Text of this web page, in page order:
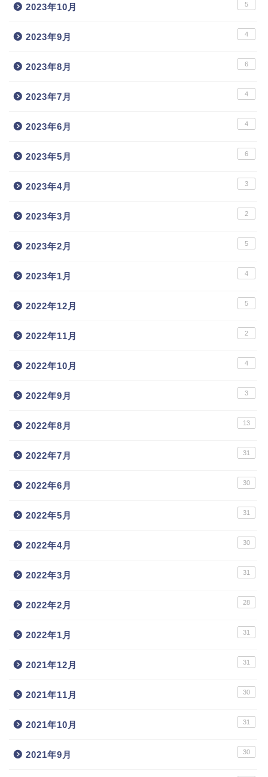
2023年10月 5
2023年9月 4
2023年8月 6
2023年7月 4
2023年6月 4
2023年5月 6
2023年4月 3
2023年3月 2
2023年2月 5
2023年1月 4
2022年12月 5
2022年11月 2
2022年10月 4
2022年9月 3
2022年8月 13
2022年7月 31
2022年6月 30
2022年5月 31
2022年4月 30
2022年3月 31
2022年2月 28
2022年1月 31
2021年12月 31
2021年11月 30
2021年10月 31
2021年9月 30